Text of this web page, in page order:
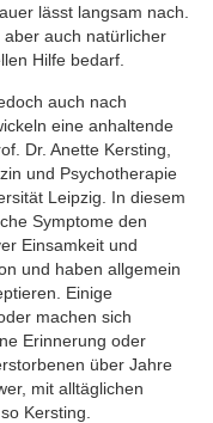
lässt langsam nach.
auch natürlicher
Hilfe bedarf.
auch nach
eine anhaltende
Dr. Anette Kersting,
und Psychotherapie
Leipzig. In diesem
Symptome den
Einsamkeit und
und haben allgemein
Einige
machen sich
Erinnerung oder
über Jahre
mit alltäglichen
Kersting.